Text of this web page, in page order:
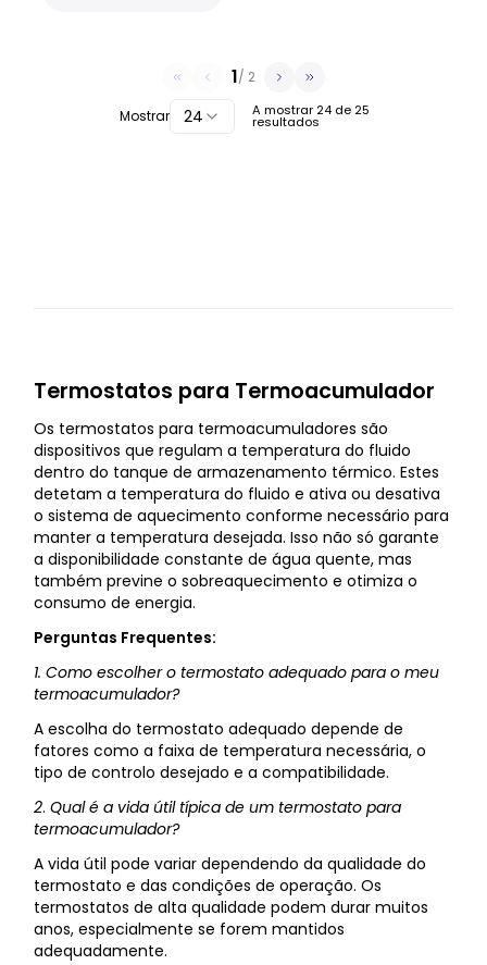
A mostrar 24de 25
resultados
1/ 2
Mostrar 24
Termostatos para Termoacumulador
Os termostatos para termoacumuladores são
dispositivos que regulam a temperatura do fluido
dentro do tanque de armazenamento térmico. Estes
detetam a temperatura do fluido e ativa ou desativa
o sistema de aquecimento conforme necessário para
manter a temperatura desejada. Isso não só garante
a disponibilidade constante de água quente, mas
também previne o sobreaquecimento e otimiza o
consumo de energia.
Perguntas Frequentes:
1. Como escolher o termostato adequado para o meu
termoacumulador?
A escolha do termostato adequado depende de
fatores como a faixa de temperatura necessária, o
tipo de controlo desejado e a compatibilidade.
2.Qual é a vida útil típica de um termostato para
termoacumulador?
A vida útil pode variar dependendo da qualidade do
termostato e das condições de operação. Os
termostatos de alta qualidade podem durar muitos
anos, especialmente se forem mantidos
adequadamente.